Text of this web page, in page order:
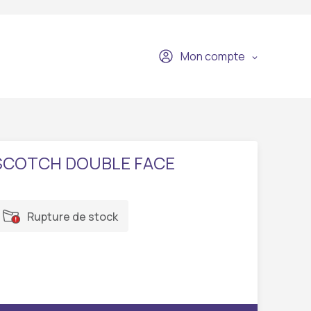
Mon compte
DOUBLE FACE
Rupture de stock